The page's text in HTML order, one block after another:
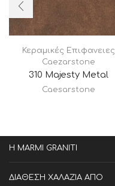
Κεραμικές Επιφανειες
Caezarstone
310 Majesty Metal
Caesarstone
Η MARMI GRANITI
ΔΙΑΘΕΣΗ ΧΑΛΑΖΙΑ ΑΠΟ